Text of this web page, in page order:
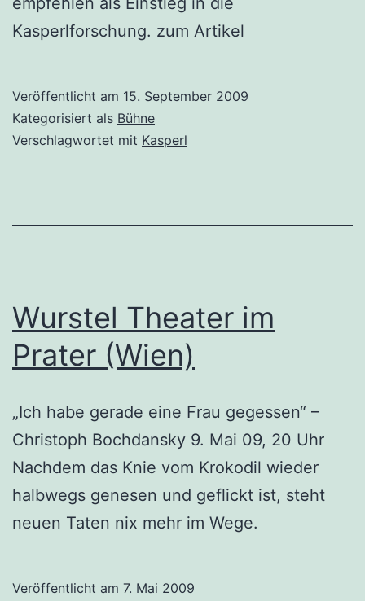
Kasperlforschung. zum Artikel
Veröffentlicht am 15. September 2009
Kategorisiert als Bühne
Verschlagwortet mit Kasperl
Wurstel Theater im
Prater (Wien)
„Ich habe gerade eine Frau gegessen“ –
Christoph Bochdansky 9. Mai 09, 20 Uhr
Nachdem das Knie vom Krokodil wieder
halbwegs genesen und geflickt ist, steht
neuen Taten nix mehr im Wege.
Veröffentlicht am 7. Mai 2009